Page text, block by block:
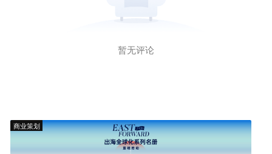
暂无评论
商业策划